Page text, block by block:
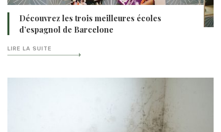
Découvrez les trois meilleures écoles
d’espagnol de Barcelone
LIRE LA SUITE